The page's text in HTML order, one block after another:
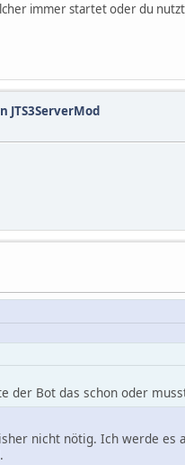
immer startet oder du
JTS3ServerMod
Bot das schon oder
nicht nötig. Ich werde es